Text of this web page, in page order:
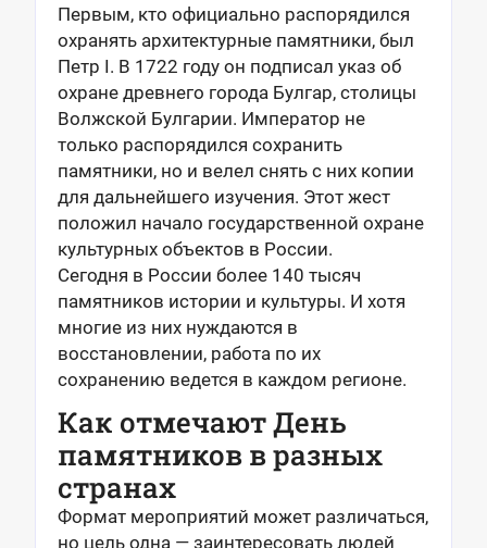
Первым, кто официально распорядился
охранять архитектурные памятники, был
Петр I. В 1722 году он подписал указ об
охране древнего города Булгар, столицы
Волжской Булгарии. Император не
только распорядился сохранить
памятники, но и велел снять с них копии
для дальнейшего изучения. Этот жест
положил начало государственной охране
культурных объектов в России.
Сегодня в России более 140 тысяч
памятников истории и культуры. И хотя
многие из них нуждаются в
восстановлении, работа по их
сохранению ведется в каждом регионе.
Как отмечают День
памятников в разных
странах
Формат мероприятий может различаться,
но цель одна — заинтересовать людей